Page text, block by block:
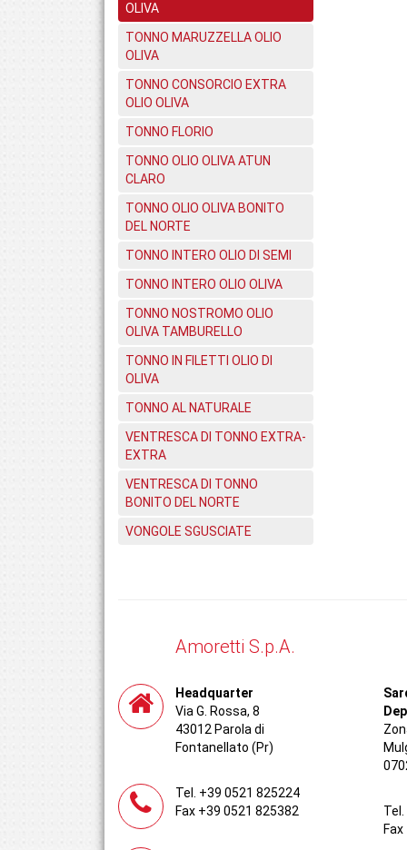
OLIVA
TONNO MARUZZELLA OLIO
OLIVA
TONNO CONSORCIO EXTRA
OLIO OLIVA
TONNO FLORIO
TONNO OLIO OLIVA ATUN
CLARO
TONNO OLIO OLIVA BONITO
DEL NORTE
TONNO INTERO OLIO DI SEMI
TONNO INTERO OLIO OLIVA
TONNO NOSTROMO OLIO
OLIVA TAMBURELLO
TONNO IN FILETTI OLIO DI
OLIVA
TONNO AL NATURALE
VENTRESCA DI TONNO EXTRA-
EXTRA
VENTRESCA DI TONNO
BONITO DEL NORTE
VONGOLE SGUSCIATE
Amoretti S.p.A.
Headquarter
Via G. Rossa, 8
43012 Parola di
Fontanellato (Pr)
Tel. +39 0521 825224
Fax +39 0521 825382